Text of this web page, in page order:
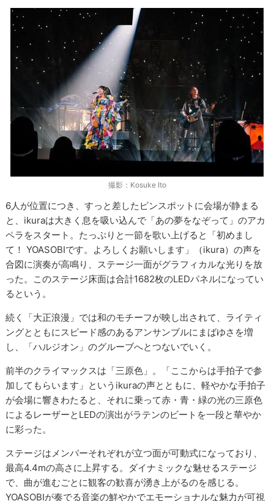
撮影：Kosuke Ito
6人が位置につき、すっと差したピンスポットに会場が静まる
と、ikuraは大きく息を吸い込んで「あの夢をなぞって」のアカ
ペラをスタート。たっぷりと一節を歌い上げると「初めまし
て！ YOASOBIです。よろしくお願いします」（ikura）の声を
合図に演奏が高鳴り、ステージ一面がグラフィカルな光りを放
った。このステージ床面は合計1682枚のLEDパネルになってい
るという。
続く「大正浪漫」では和のモチーフが映し出されて、ライティ
ングとともにスピード感のあるアンサンブルにまばゆさを増
し、「ハルジオン」のグルーブへとつないでいく。
前半のクライマックスは「三原色」。「ここからは手拍子で参
加してもらいます」というikuraの声とともに、軽やかな手拍子
が会場に響きわたると、それに乗って赤・青・緑の光の三原色
によるレーザーとLEDの演出がラテンのビートを一段と華やか
に彩った。
ステージはメンバーそれぞれが立つ面が可動式になっており、
最高4.4mの高さに上昇する。ダイナミックな魅せるステージ
で、曲が進むごとに観客の歓喜が湧き上がるのを感じる。
YOASOBIが奏でる音楽の鮮やかでエモーショナルな魅力が可視